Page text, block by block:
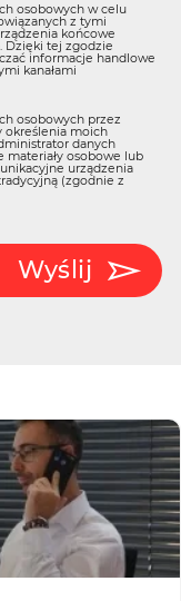
osobowych w celu
z tymi
końcowe
Dzięki tej zgodzie
informacje handlowe
kanałami
osobowych przez
określenia moich
danych
materiały osobowe lub
urządzenia
(zgodnie z
Wyślij